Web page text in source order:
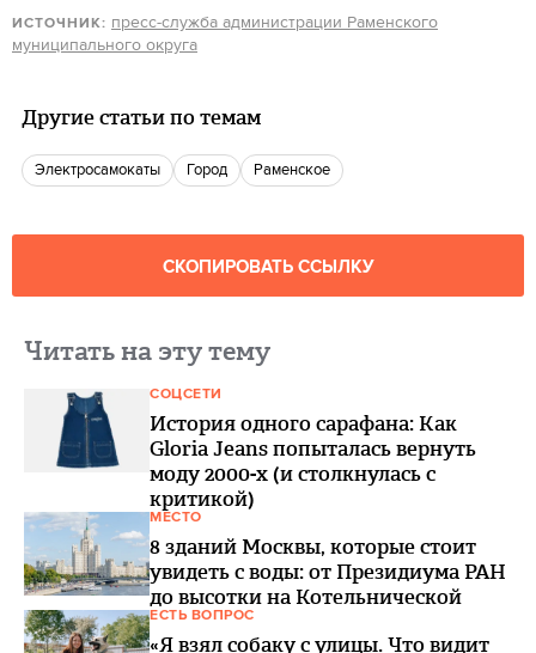
ИСТОЧНИК: пресс-служба администрации Раменского
муниципального округа
Другие статьи по темам
Электросамокаты город Раменское
СКОПИРОВАТЬ ССЫЛКУ
Читать на эту тему
СОЦСЕТИ
История одного сарафана: Как
Gloria Jeans попыталась вернуть
моду 2000-х (и столкнулась с
критикой)
МЕСТО
8 зданий Москвы, которые стоит
увидеть с воды: от Президиума РАН
до высотки на Котельнической
ЕСТЬ ВОПРОС
«Я взял собаку с улицы. Что видит